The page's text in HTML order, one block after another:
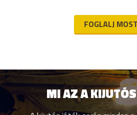
FOGLALJ
MI AZ A